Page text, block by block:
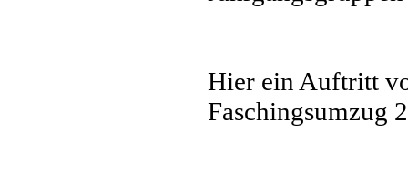
Hier ein Auftritt
Faschingsumzug